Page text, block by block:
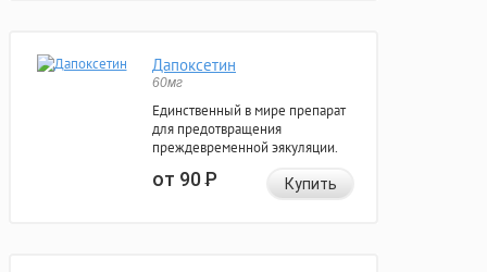
Дапоксетин
60мг
Единственный в мире препарат
для предотвращения
преждевременной эякуляции.
от 90Р Купить